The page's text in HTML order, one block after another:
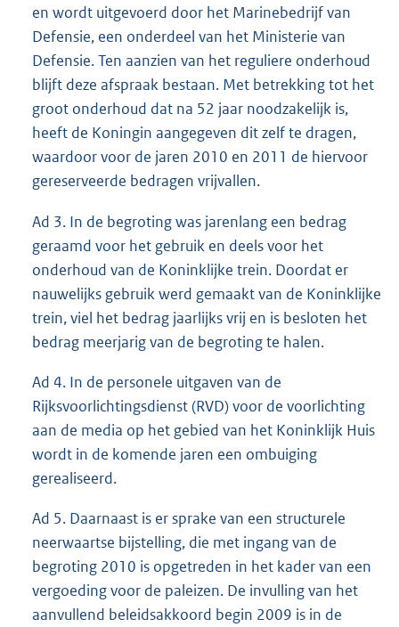
en wordt uitgevoerd door het Marinebedrijf van
Defensie, een onderdeel van het Ministerie van
Defensie. Ten aanzien van het reguliere onderhoud
blijft deze afspraak bestaan. Met betrekking tot het
groot onderhoud dat na 52 jaar noodzakelijk is,
heeft de Koningin aangegeven dit zelf te dragen,
waardoor voor de jaren 2010 en 2011 de hiervoor
gereserveerde bedragen vrijvallen.
Ad 3. In de begroting was jarenlang een bedrag
geraamd voor het gebruik en deels voor het
onderhoud van de Koninklijke trein. Doordat er
nauwelijks gebruik werd gemaakt van de Koninklijke
trein, viel het bedrag jaarlijks vrij en is besloten het
bedrag meerjarig van de begroting te halen.
Ad 4. In de personele uitgaven van de
Rijksvoorlichtingsdienst (RVD) voor de voorlichting
aan de media op het gebied van het Koninklijk Huis
wordt in de komende jaren een ombuiging
gerealiseerd.
Ad 5. Daarnaast is er sprake van een structurele
neerwaartse bijstelling, die met ingang van de
begroting 2010 is opgetreden in het kader van een
vergoeding voor de paleizen. De invulling van het
aanvullend beleidsakkoord begin 2009 is in de